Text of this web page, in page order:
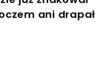
ani drapał